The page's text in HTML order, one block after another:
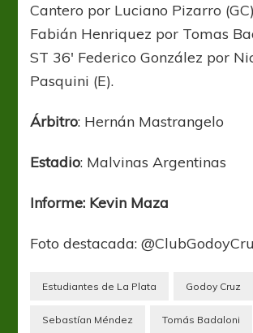
Cantero por Luciano Pizarro
Fabián Henriquez por Tomas
ST 36′ Federico González por
Pasquini (E).
Árbitro: Hernán Mastrangelo
Estadio: Malvinas Argentinas
Informe: Kevin Maza
Foto destacada:
Estudiantes de La Plata Godoy Cruz
Sebastían Méndez Tomás Badaloni